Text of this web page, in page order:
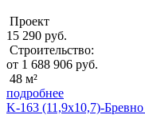
Проект
15 290 руб.
Строительство:
от 1 688 906 руб.
48 м²
подробнее
K-163 (11,9х10,7)-